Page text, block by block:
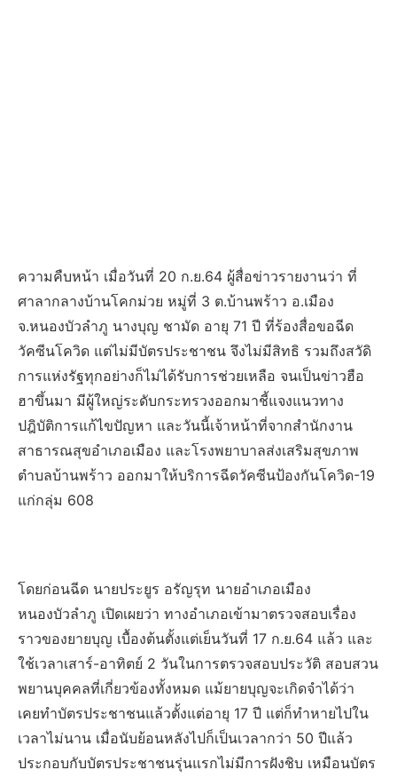
ความคืบหน้า เมื่อวันที่ 20 ก.ย.64 ผู้สื่อข่าวรายงานว่า ที่
ศาลากลางบ้านโคกม่วย หมู่ที่ 3 ต.บ้านพร้าว อ.เมือง
จ.หนองบัวลำภู นางบุญ ชามัด อายุ 71 ปี ที่ร้องสื่อขอฉีด
วัคซีนโควิด แต่ไม่มีบัตรประชาชน จึงไม่มีสิทธิ รวมถึงสวัดิ
การแห่งรัฐทุกอย่างก็ไม่ได้รับการช่วยเหลือ จนเป็นข่าวฮือ
ฮาขึ้นมา มีผู้ใหญ่ระดับกระทรวงออกมาชี้แจงแนวทาง
ปฎิบัติการแก้ไขปัญหา และวันนี้เจ้าหน้าที่จากสำนักงาน
สาธารณสุขอำเภอเมือง และโรงพยาบาลส่งเสริมสุขภาพ
ตำบลบ้านพร้าว ออกมาให้บริการฉีดวัคซีนป้องกันโควิด-19
แก่กลุ่ม 608
โดยก่อนฉีด นายประยูร อรัญรุท นายอำเภอเมือง
หนองบัวลำภู เปิดเผยว่า ทางอำเภอเข้ามาตรวจสอบเรื่อง
ราวของยายบุญ เบื้องต้นตั้งแต่เย็นวันที่ 17 ก.ย.64 แล้ว และ
ใช้เวลาเสาร์-อาทิตย์ 2 วันในการตรวจสอบประวัติ สอบสวน
พยานบุคคลที่เกี่ยวข้องทั้งหมด แม้ยายบุญจะเกิดจำได้ว่า
เคยทำบัตรประชาชนแล้วตั้งแต่อายุ 17 ปี แต่ก็ทำหายไปใน
เวลาไม่นาน เมื่อนับย้อนหลังไปก็เป็นเวลากว่า 50 ปีแล้ว
ประกอบกับบัตรประชาชนรุ่นแรกไม่มีการฝังชิบ เหมือนบัตร